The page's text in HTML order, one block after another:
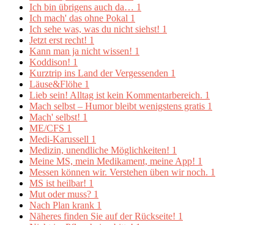
Ich bin übrigens auch da… 1
Ich mach' das ohne Pokal 1
Ich sehe was, was du nicht siehst! 1
Jetzt erst recht! 1
Kann man ja nicht wissen! 1
Koddison! 1
Kurztrip ins Land der Vergessenden 1
Läuse&Flöhe 1
Lieb sein! Alltag ist kein Kommentarbereich. 1
Mach selbst – Humor bleibt wenigstens gratis 1
Mach' selbst! 1
ME/CFS 1
Medi-Karussell 1
Medizin, unendliche Möglichkeiten! 1
Meine MS, mein Medikament, meine App! 1
Messen können wir. Verstehen üben wir noch. 1
MS ist heilbar! 1
Mut oder muss? 1
Nach Plan krank 1
Näheres finden Sie auf der Rückseite! 1